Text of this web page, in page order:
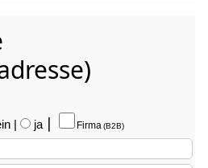
| ja Firma(B2B)